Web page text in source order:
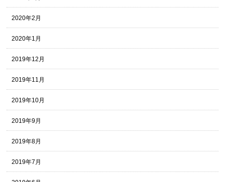
2020年2月
2020年1月
2019年12月
2019年11月
2019年10月
2019年9月
2019年8月
2019年7月